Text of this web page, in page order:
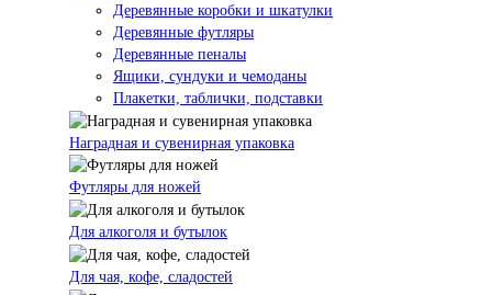
Деревянные коробки и шкатулки
Деревянные футляры
Деревянные пеналы
Ящики, сундуки и чемоданы
Плакетки, таблички, подставки
Наградная и сувенирная упаковка
Футляры для ножей
Для алкоголя и бутылок
Для чая, кофе, сладостей